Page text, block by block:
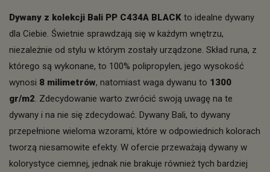
Dywany z kolekcji Bali PP C434A BLACK to idealne dywany
dla Ciebie. Świetnie sprawdzają się w każdym wnętrzu,
niezależnie od stylu w którym zostały urządzone. Skład runa, z
którego są wykonane, to 100% polipropylen, jego wysokość
wynosi 8 milimetrów, natomiast waga dywanu to 1300
gr/m2. Zdecydowanie warto zwrócić swoją uwagę na te
dywany i na nie się zdecydować. Dywany Bali, to dywany
przepełnione wieloma wzorami, które w odpowiednich kolorach
tworzą niesamowite efekty. W ofercie przeważają dywany w
kolorystyce ciemnej, jednak nie brakuje również tych bardziej